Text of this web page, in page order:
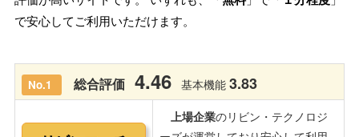
で安心してご利用いただけます。